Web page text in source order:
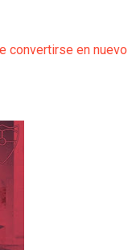
convertirse en nuevo